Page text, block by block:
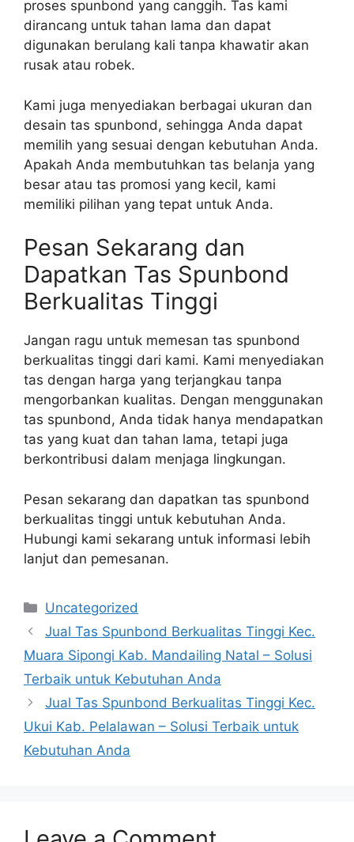
proses spunbond yang canggih. Tas kami
dirancang untuk tahan lama dan dapat
digunakan berulang kali tanpa khawatir akan
rusak atau robek.
Kami juga menyediakan berbagai ukuran dan
desain tas spunbond, sehingga Anda dapat
memilih yang sesuai dengan kebutuhan Anda.
Apakah Anda membutuhkan tas belanja yang
besar atau tas promosi yang kecil, kami
memiliki pilihan yang tepat untuk Anda.
Pesan Sekarang dan
Dapatkan Tas Spunbond
Berkualitas Tinggi
Jangan ragu untuk memesan tas spunbond
berkualitas tinggi dari kami. Kami menyediakan
tas dengan harga yang terjangkau tanpa
mengorbankan kualitas. Dengan menggunakan
tas spunbond, Anda tidak hanya mendapatkan
tas yang kuat dan tahan lama, tetapi juga
berkontribusi dalam menjaga lingkungan.
Pesan sekarang dan dapatkan tas spunbond
berkualitas tinggi untuk kebutuhan Anda.
Hubungi kami sekarang untuk informasi lebih
lanjut dan pemesanan.
Categories
Uncategorized
Jual Tas Spunbond Berkualitas Tinggi Kec.
Muara Sipongi Kab. Mandailing Natal – Solusi
Terbaik untuk Kebutuhan Anda
Jual Tas Spunbond Berkualitas Tinggi Kec.
Ukui Kab. Pelalawan – Solusi Terbaik untuk
Kebutuhan Anda